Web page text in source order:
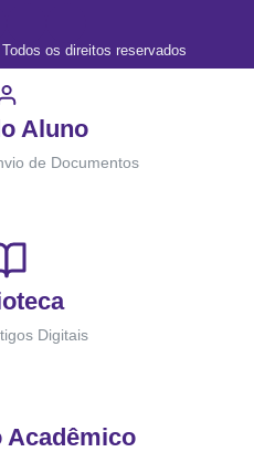
os direitos reservados
Aluno
de Documentos
Digitais
Acadêmico